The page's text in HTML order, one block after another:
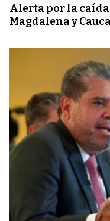
Alerta por la
Magdalena y